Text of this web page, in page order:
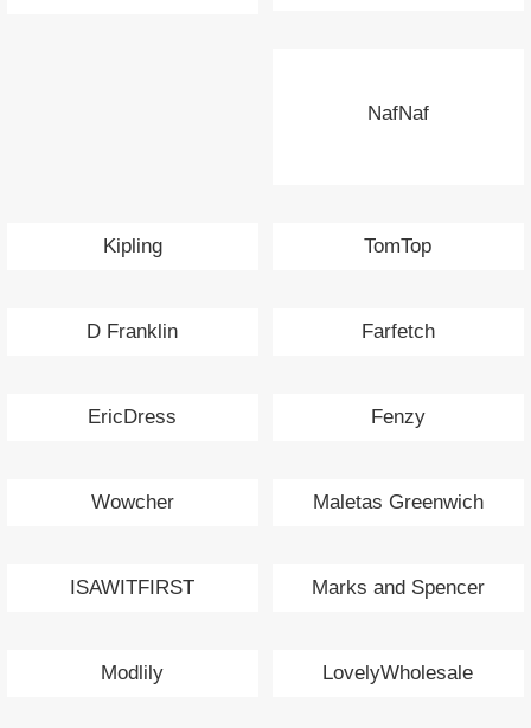
NafNaf
Kipling TomTop
D Franklin Farfetch
EricDress Fenzy
Wowcher Maletas Greenwich
ISAWITFIRST Marks and Spencer
Modlily LovelyWholesale